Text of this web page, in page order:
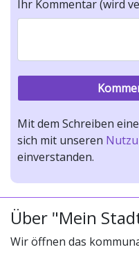
Ihr Kommentar (wird
Mit dem Schreiben
sich mit unseren
einverstanden.
Über "Mein
Wir öffnen das